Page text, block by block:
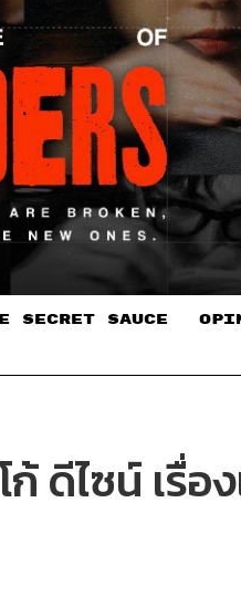
SECRET SAUCE​
ดีไซน์ เรื่อ